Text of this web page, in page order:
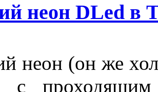
неон DLed в
неон (он же
с